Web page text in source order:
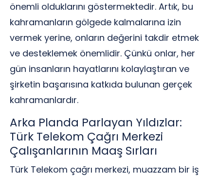
önemli olduklarını göstermektedir. Artık, bu
kahramanların gölgede kalmalarına izin
vermek yerine, onların değerini takdir etmek
ve desteklemek önemlidir. Çünkü onlar, her
gün insanların hayatlarını kolaylaştıran ve
şirketin başarısına katkıda bulunan gerçek
kahramanlardır.
Arka Planda Parlayan Yıldızlar:
Türk Telekom Çağrı Merkezi
Çalışanlarının Maaş Sırları
Türk Telekom çağrı merkezi, muazzam bir iş